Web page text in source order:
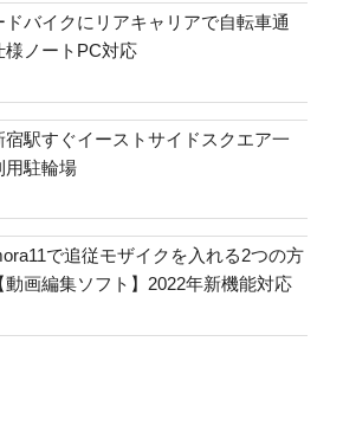
ドバイクにリアキャリアで自転車通
様ノートPC対応
宿駅すぐイーストサイドスクエア一
用駐輪場
で追従モザイクを入れる2つの方
動画編集ソフト】2022年新機能対応